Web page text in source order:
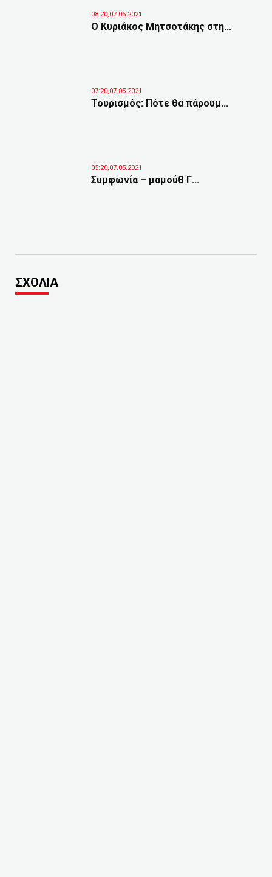
08:20,07.05.2021
Ο Κυριάκος Μητσοτάκης στη...
07:20,07.05.2021
Τουρισμός: Πότε θα πάρουμ...
05:20,07.05.2021
Συμφωνία – μαμούθ Γ...
ΣΧΟΛΙΑ